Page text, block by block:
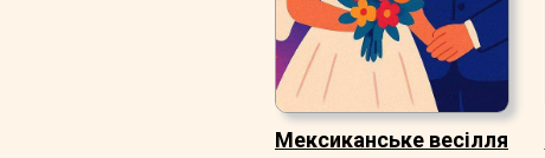
Мексиканське весілля